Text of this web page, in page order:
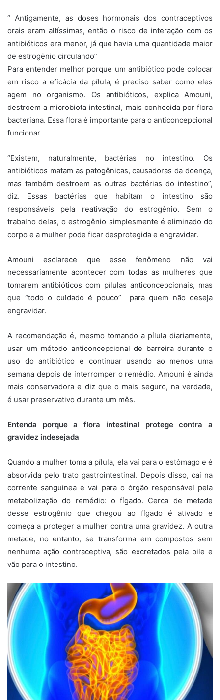
“ Antigamente, as doses hormonais dos contraceptivos
orais eram altíssimas, então o risco de interação com os
antibióticos era menor, já que havia uma quantidade maior
de estrogênio circulando”
Para entender melhor porque um antibiótico pode colocar
em risco a eficácia da pílula, é preciso saber como eles
agem no organismo. Os antibióticos, explica Amouni,
destroem a microbiota intestinal, mais conhecida por flora
bacteriana. Essa flora é importante para o anticoncepcional
funcionar.
“Existem, naturalmente, bactérias no intestino. Os
antibióticos matam as patogênicas, causadoras da doença,
mas também destroem as outras bactérias do intestino”,
diz. Essas bactérias que habitam o intestino são
responsáveis pela reativação do estrogênio. Sem o
trabalho delas, o estrogênio simplesmente é eliminado do
corpo e a mulher pode ficar desprotegida e engravidar.
Amouni esclarece que esse fenômeno não vai
necessariamente acontecer com todas as mulheres que
tomarem antibióticos com pílulas anticoncepcionais, mas
que “todo o cuidado é pouco” para quem não deseja
engravidar.
A recomendação é, mesmo tomando a pílula diariamente,
usar um método anticoncepcional de barreira durante o
uso do antibiótico e continuar usando ao menos uma
semana depois de interromper o remédio. Amouni é ainda
mais conservadora e diz que o mais seguro, na verdade,
é usar preservativo durante um mês.
Entenda porque a flora intestinal protege contra a
gravidez indesejada
Quando a mulher toma a pílula, ela vai para o estômago e é
absorvida pelo trato gastrointestinal. Depois disso, cai na
corrente sanguínea e vai para o órgão responsável pela
metabolização do remédio: o fígado. Cerca de metade
desse estrogênio que chegou ao fígado é ativado e
começa a proteger a mulher contra uma gravidez. A outra
metade, no entanto, se transforma em compostos sem
nenhuma ação contraceptiva, são excretados pela bile e
vão para o intestino.